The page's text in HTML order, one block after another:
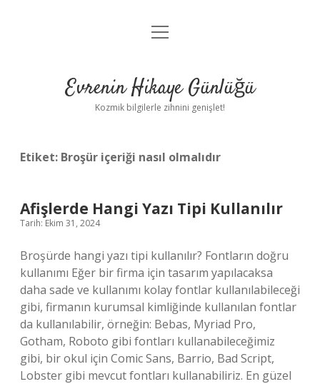
Anasayfa
Yasal Uyarı
menüyü
Evrenin Hikaye Günlüğü
Kozmik bilgilerle zihnini genişlet!
Etiket: Broşür içeriği nasıl olmalıdır
Afişlerde Hangi Yazı Tipi Kullanılır
Tarih: Ekim 31, 2024
Broşürde hangi yazı tipi kullanılır? Fontların doğru
kullanımı Eğer bir firma için tasarım yapılacaksa
daha sade ve kullanımı kolay fontlar kullanılabileceği
gibi, firmanın kurumsal kimliğinde kullanılan fontlar
da kullanılabilir, örneğin: Bebas, Myriad Pro,
Gotham, Roboto gibi fontları kullanabileceğimiz
gibi, bir okul için Comic Sans, Barrio, Bad Script,
Lobster gibi mevcut fontları kullanabiliriz. En güzel